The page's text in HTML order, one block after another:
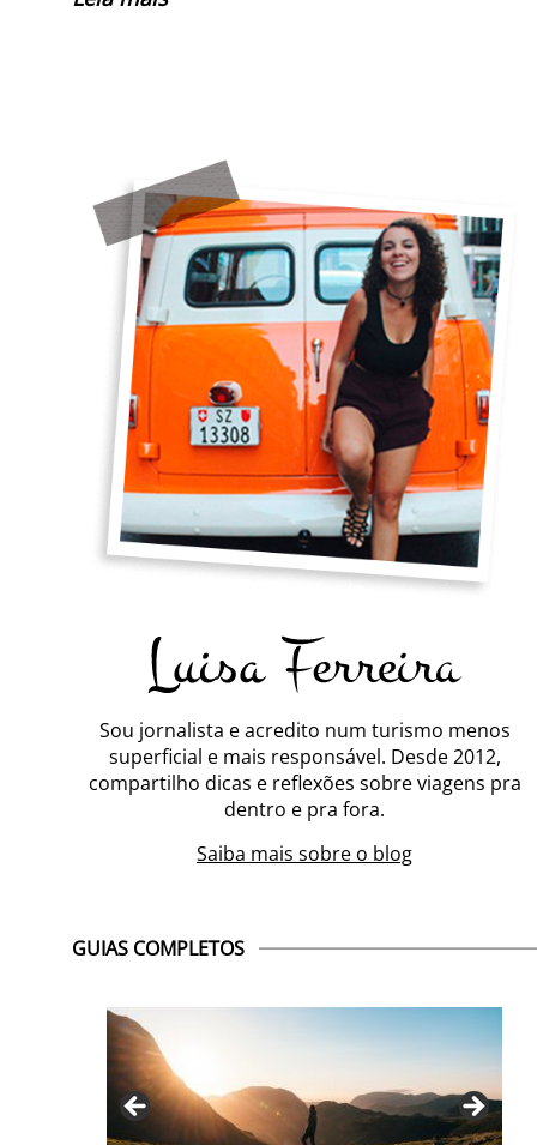
Sou jornalista e acredito num turismo menos
superficial e mais responsável. Desde 2012,
compartilho dicas e reflexões sobre viagens pra
dentro e pra fora.
Saiba mais sobre o blog
GUIAS COMPLETOS